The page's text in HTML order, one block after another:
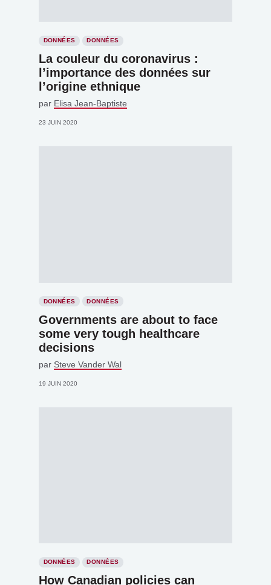
DONNÉES DONNÉES
La couleur du coronavirus :
l’importance des données sur
l’origine ethnique
par Elisa Jean-Baptiste
23 JUIN 2020
DONNÉES DONNÉES
Governments are about to face
some very tough healthcare
decisions
par Steve Vander Wal
19 JUIN 2020
DONNÉES DONNÉES
How Canadian policies can